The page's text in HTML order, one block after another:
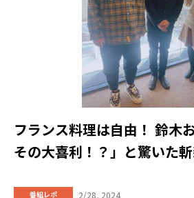
フランス料理は自由！ 鈴木
その大喜利！？」と驚いた
番組レポ 2/28, 2024